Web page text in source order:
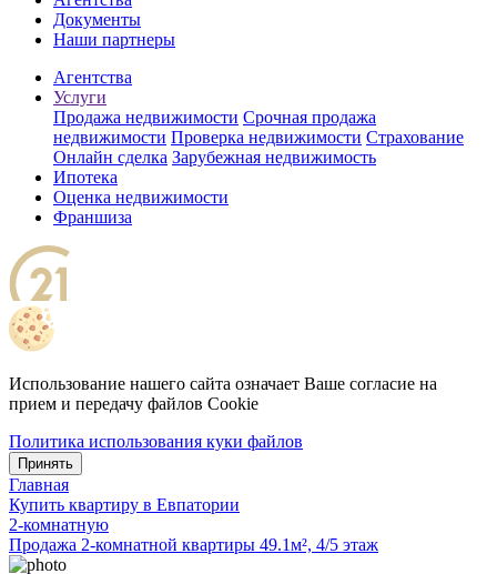
Документы
Наши партнеры
Агентства
Услуги
Продажа недвижимости Срочная продажа
недвижимости Проверка недвижимости Страхование
Онлайн сделка Зарубежная недвижимость
Ипотека
Оценка недвижимости
Франшиза
Использование нашего сайта означает Ваше согласие на
прием и передачу файлов Cookie
Политика использования куки файлов
Принять
Главная
Купить квартиру в Евпатории
2-комнатную
Продажа 2-комнатной квартиры 49.1м², 4/5 этаж